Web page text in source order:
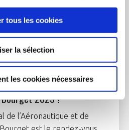
tous les cookies
la sélection
les cookies nécessaires
13 juin 2023
2023 !
de l’Aéronautique et de